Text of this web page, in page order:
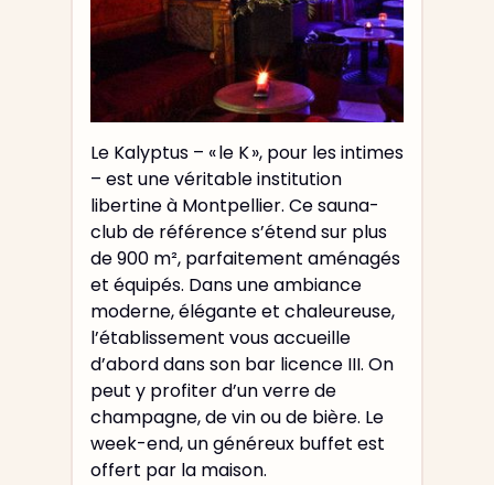
Le Kalyptus – « le K », pour les intimes
– est une véritable institution
libertine à Montpellier. Ce sauna-
club de référence s’étend sur plus
de 900 m², parfaitement aménagés
et équipés. Dans une ambiance
moderne, élégante et chaleureuse,
l’établissement vous accueille
d’abord dans son bar licence III. On
peut y profiter d’un verre de
champagne, de vin ou de bière. Le
week-end, un généreux buffet est
offert par la maison.